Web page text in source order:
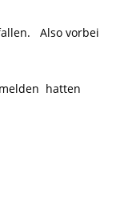
Also vorbei
hatten